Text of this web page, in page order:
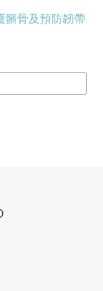
髕骨及預防韌帶